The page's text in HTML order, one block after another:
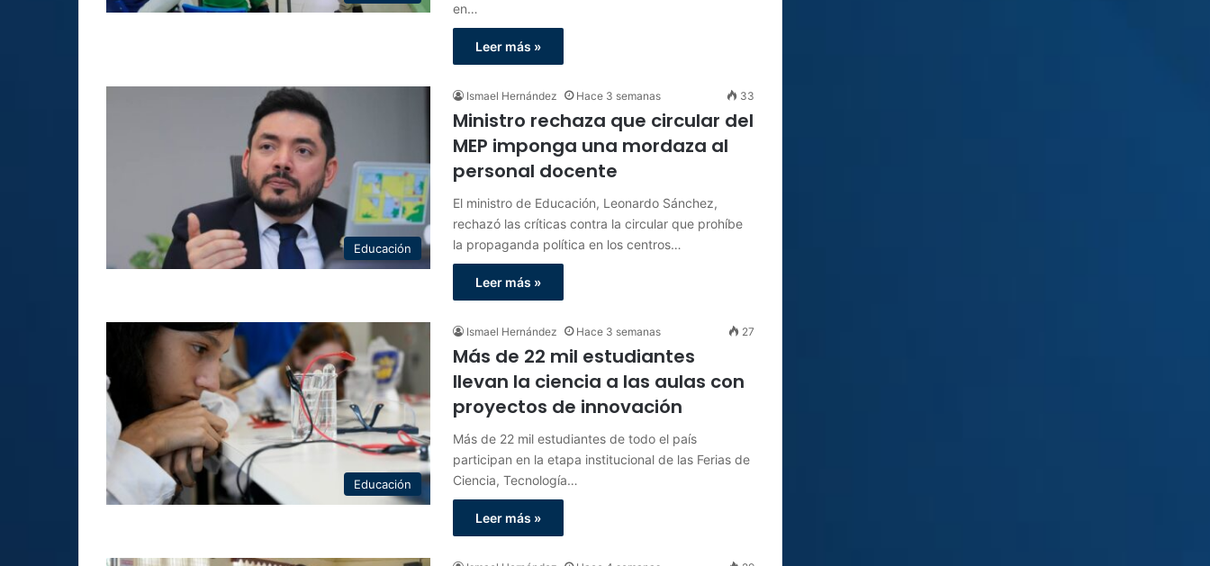
en…
Leer más »
Educación
Ismael Hernández Hace 3 semanas 33
Ministro rechaza que circular del
MEP imponga una mordaza al
personal docente
El ministro de Educación, Leonardo Sánchez,
rechazó las críticas contra la circular que prohíbe
la propaganda política en los centros…
Leer más »
Educación
Ismael Hernández Hace 3 semanas 27
Más de 22 mil estudiantes
llevan la ciencia a las aulas con
proyectos de innovación
Más de 22 mil estudiantes de todo el país
participan en la etapa institucional de las Ferias de
Ciencia, Tecnología…
Leer más »